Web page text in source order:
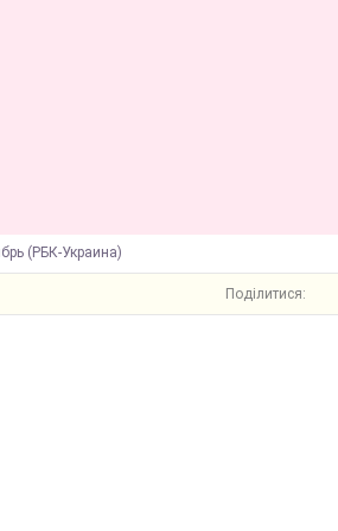
(РБК-Украина)
Поділитися: